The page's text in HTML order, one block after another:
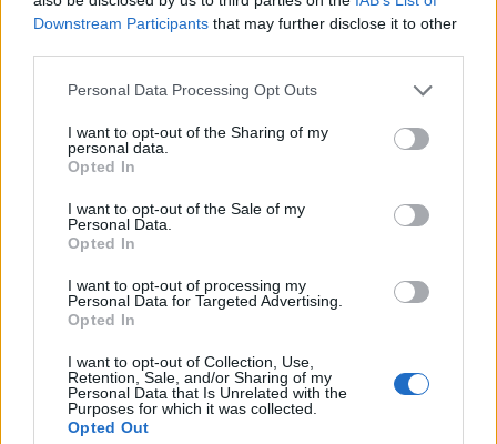
Downstream Participants that may further disclose it to other
Personal Data Processing Opt Outs
I want to opt-out of the Sharing of my
personal data.
Opted In
I want to opt-out of the Sale of my
Personal Data.
Opted In
I want to opt-out of processing my
Personal Data for Targeted Advertising.
Opted In
I want to opt-out of Collection, Use,
Retention, Sale, and/or Sharing of my
Personal Data that Is Unrelated with the
Purposes for which it was collected.
Opted Out
Καταγγελία για άλογα ανάμεσα
σε σπασμένα μπουκάλια σε
Η A Promise to Animals
υποστηρίζει ότι οι συγκεκριμένες
πρακτικές θέτουν σε κίνδυνο την
ευζωία των ζώων και την
ΜΥΤΙΛΗΝΗ
στην Κομνηνάκη και
εξαφανίστηκε η ενημέρωση
Ξενοδοχεία, τουριστικά
εστίασης έμειναν χωρίς ρεύμα
μέσα στον Αύγουστο – Ο Στρατής
Αλμπάνης καταγγέλλει
απαξιωτικές απαντήσεις και ένα
ατελείωτο παιχνίδι ευθυνών